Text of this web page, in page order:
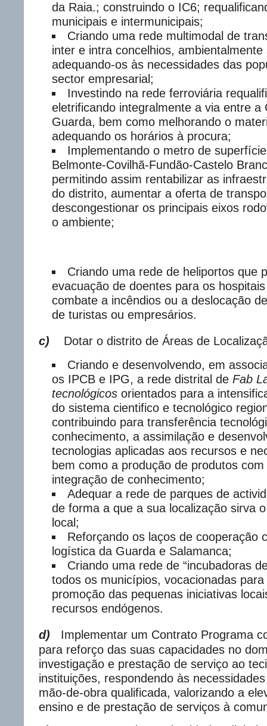
da Raia.; construindo o IC6;
municipais e intermunicipais;
Criando uma rede multimodal de
inter e intra concelhios, ambientalmente
adequando-os às necessidades das
sector empresarial;
Investindo na rede ferroviária
eletrificando integralmente a via entre a
Guarda, bem como melhorando o
adequando os horários à procura;
Implementando o metro de
Belmonte-Covilhã-Fundão-Castelo
permitindo assim rentabilizar as
do distrito, aumentar a oferta de
descongestionar os principais eixos
o ambiente;
Criando uma rede de heliportos que
evacuação de doentes para os
combate a incêndios ou a deslocação
de turistas ou empresários.
c) Dotar o distrito de Áreas de
Criando e desenvolvendo, em
os IPCB e IPG, a rede distrital de Fab
tecnológicos orientados para a
do sistema cientifico e tecnológico
contribuindo para transferência
conhecimento, a assimilação e
tecnologias aplicadas aos recursos e
bem como a produção de produtos
integração de conhecimento;
Adequar a rede de parques de
de forma a que a sua localização sirva
local;
Reforçando os laços de cooperação
logística da Guarda e Salamanca;
Criando uma rede de “incubadoras
todos os municípios, vocacionadas
promoção das pequenas iniciativas
recursos endógenos.
d) Implementar um Contrato Programa
para reforço das suas capacidades no
investigação e prestação de serviço ao
instituições, respondendo às
mão-de-obra qualificada, valorizando a
ensino e de prestação de serviços à